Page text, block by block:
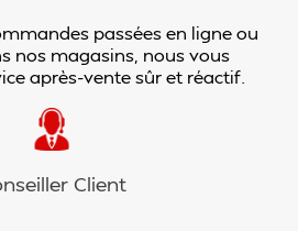
passées en ligne ou
nos magasins, nous vous
après-vente sûr et réactif.
Client